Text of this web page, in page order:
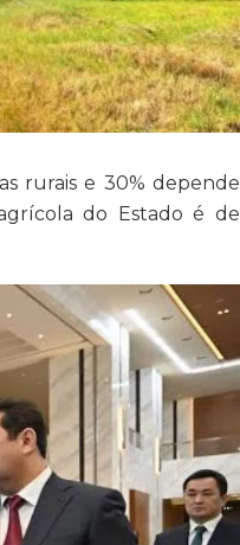
rurais e 30% depende
do Estado é de